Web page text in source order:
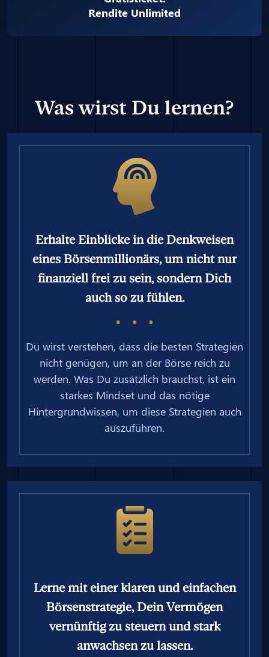
Rendite Unlimited
Was wirst Du lernen?
Erhalte Einblicke in die Denkweisen
eines Börsenmillionärs, um nicht nur
finanziell frei zu sein, sondern Dich
auch so zu fühlen.
Du wirst verstehen, dass die besten Strategien
nicht genügen, um an der Börse reich zu
werden. Was Du zusätzlich brauchst, ist ein
starkes Mindset und das nötige
Hintergrundwissen, um diese Strategien auch
auszuführen.
Lerne mit einer klaren und einfachen
Börsenstrategie, Dein Vermögen
vernünftig zu steuern und stark
anwachsen zu lassen.